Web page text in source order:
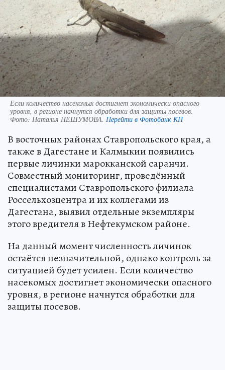
Если количество насекомых достигнет экономически опасного
уровня, в регионе начнутся обработки для защиты посевов.
Фото: Наталья НЕШУМОВА. Перейти в Фотобанк КП
В восточных районах Ставропольского края, а
также в Дагестане и Калмыкии появились
первые личинки марокканской саранчи.
Совместный мониторинг, проведённый
специалистами Ставропольского филиала
Россельхозцентра и их коллегами из
Дагестана, выявил отдельные экземпляры
этого вредителя в Нефтекумском районе.
На данный момент численность личинок
остаётся незначительной, однако контроль за
ситуацией будет усилен. Если количество
насекомых достигнет экономически опасного
уровня, в регионе начнутся обработки для
защиты посевов.